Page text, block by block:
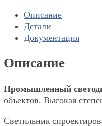
Описание
Детали
Документация
Описание
Промышленный
объектов. Высокая
Светильник